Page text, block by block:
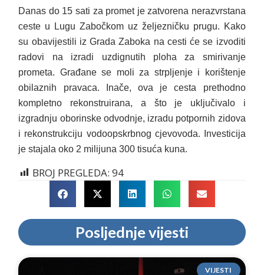
Danas do 15 sati za promet je zatvorena nerazvrstana
ceste u Lugu Zabočkom uz željezničku prugu. Kako
su obavijestili iz Grada Zaboka na cesti će se izvoditi
radovi na izradi uzdignutih ploha za smirivanje
prometa. Građane se moli za strpljenje i korištenje
obilaznih pravaca. Inače, ova je cesta prethodno
kompletno rekonstruirana, a što je uključivalo i
izgradnju oborinske odvodnje, izradu potpornih zidova
i rekonstrukciju vodoopskrbnog cjevovoda. Investicija
je stajala oko 2 milijuna 300 tisuća kuna.
BROJ PREGLEDA: 94
Posljednje vijesti
VIJESTI